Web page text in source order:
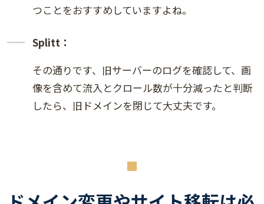
つことをおすすめしていますよね。
Splitt：
その通りです、旧サーバーのログを確認して、画
像を含めて流入とクロール数が十分減ったと判断
したら、旧ドメインを閉じて大丈夫です。